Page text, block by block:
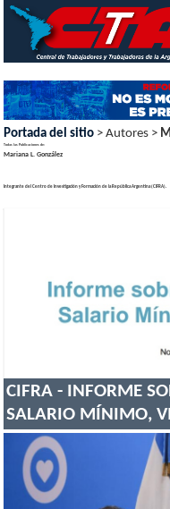
Portada del sitio > Autores >
Todas las Publicaciones de:
Mariana L. González
Integrante del Centro de Investigación y Formación de la República Argentina (CIFRA).
CIFRA - INFORME
SALARIO MÍNIMO,